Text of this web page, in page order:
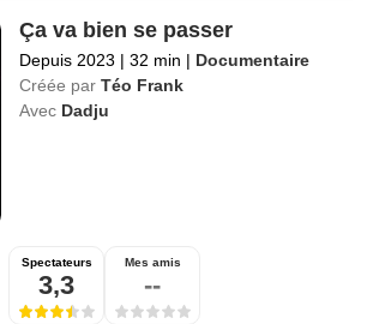
Ça va bien se passer
Depuis 2023 | 32 min | Documentaire
Créée par Téo Frank
Avec Dadju
Spectateurs
3,3
Mes amis
--